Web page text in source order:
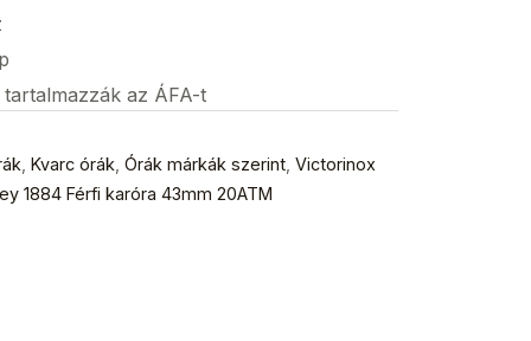
az ÁFA-t
Kvarc órák Órák márkák szerint Victorinox
1884 Férfi karóra 43mm 20ATM